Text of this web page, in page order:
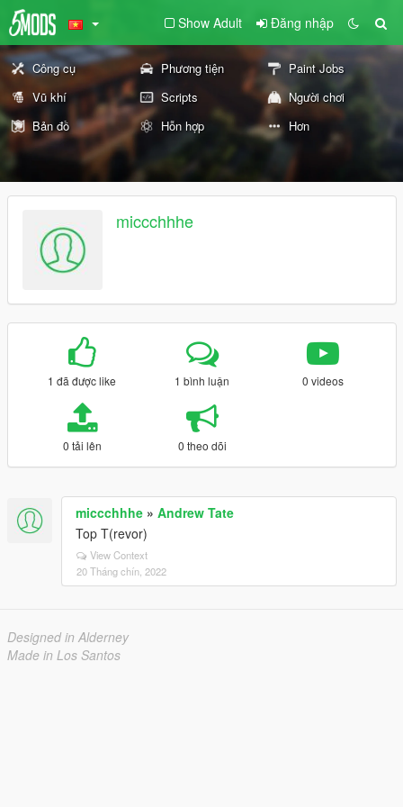
Show Adult Đăng nhập
Công cụ Phương tiện
Paint Jobs
Vũ khí
Scripts
Người chơi
Bản đồ
Hỗn hợp Hơn
miccchhhe
1 đã được like 1 bình luận 0 videos
0 tải lên 0 theo dõi
miccchhhe » Andrew Tate
Top T(revor)
View Context
20 Tháng chín, 2022
Designed in Alderney
Made in Los Santos